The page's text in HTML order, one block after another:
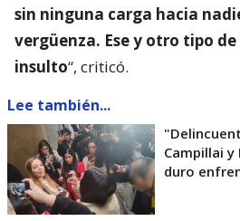
sin ninguna carga hacia
vergüenza. Ese y otro tipo
insulto“, criticó.
Lee también...
Campillai
duro